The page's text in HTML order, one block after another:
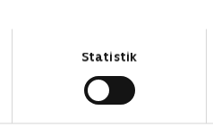
Statistik